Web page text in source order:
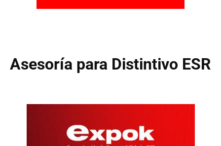
Asesoría para Distintivo ESR